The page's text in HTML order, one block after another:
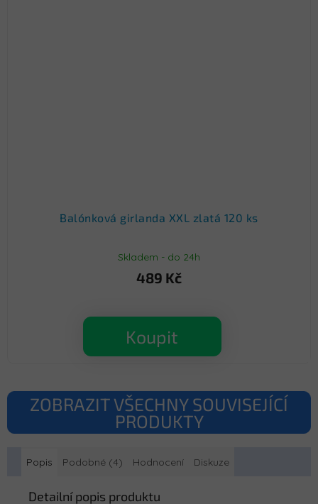
Balónková girlanda XXL zlatá 120 ks
Skladem - do 24h
489 Kč
Koupit
ZOBRAZIT VŠECHNY SOUVISEJÍCÍ
PRODUKTY
Popis Podobné (4) Hodnocení Diskuze
Detailní popis produktu